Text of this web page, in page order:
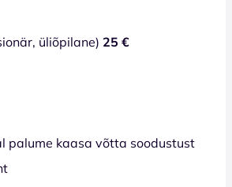
üliõpilane) 25 €
palume kaasa võtta soodustust